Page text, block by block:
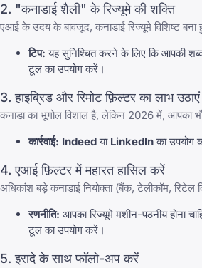
2. "कनाडाई शैली" के रिज्यूमे की शक्ति
एआई के उदय के बावजूद, कनाडाई रिज्यूमे विशिष्ट बना
टिप: यह सुनिश्चित करने के लिए कि आपकी
टूल का उपयोग करें।
3. हाइब्रिड और रिमोट फ़िल्टर का लाभ उठाएं
कनाडा का भूगोल विशाल है, लेकिन 2026 में, आपका
कार्रवाई: Indeedया LinkedInका उपयोग
4. एआई फ़िल्टर में महारत हासिल करें
अधिकांश बड़े कनाडाई नियोक्ता (बैंक, टेलीकॉम, रिटेल
रणनीति: आपका रिज्यूमे मशीन-पठनीय होना
टूल का उपयोग करें।
5. इरादे के साथ फॉलो-अप करें